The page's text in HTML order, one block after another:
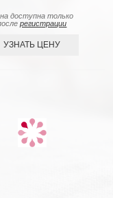
доступна только
регистрации
УЗНАТЬ ЦЕНУ